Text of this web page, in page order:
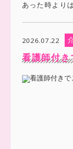
あった時より
2026.07.22
看護師付